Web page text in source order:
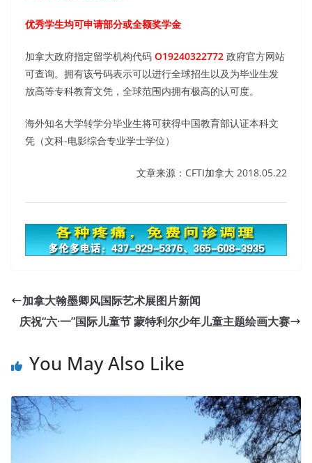
优秀学生均可申请部分或全额奖学金
加拿大政府指定留学机构代码 O19240322772 政府官方网站
可查询。拥有该号码表示可以进行全球招生以及为毕业生发
放高等专科教育文凭，全球范围内拥有极高的认可度。
海外知名大学转学分毕业生将可获得中国教育部认证本科文
凭（文科-电影综合专业学士学位）
文章来源：CFTI加拿大 2018.05.22
加拿大翰墨卿风国际艺术展图片新闻
庆祝“六·一”国际儿童节 蒙特利尔少年儿童主题绘画大赛
You May Also Like